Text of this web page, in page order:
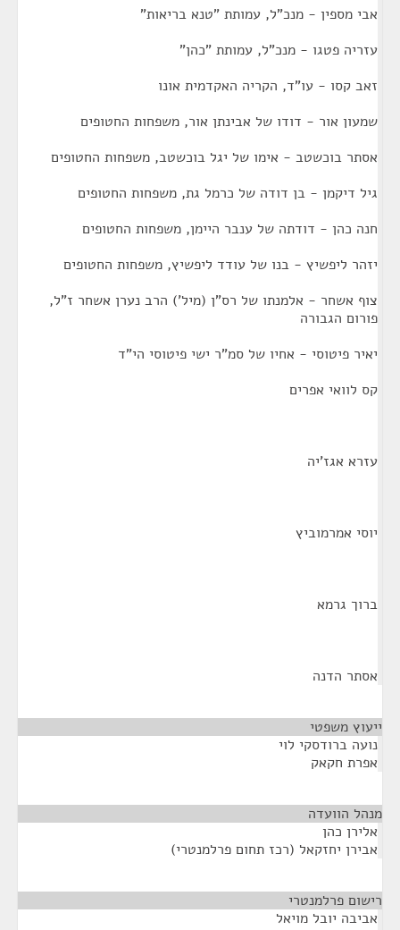
אבי מספין - מנכ"ל, עמותת "טנא בריאות"
עזריה פטגו - מנכ"ל, עמותת "כהן"
זאב קסו - עו"ד, הקריה האקדמית אונו
שמעון אור - דודו של אבינתן אור, משפחות החטופים
אסתר בוכשטב - אימו של יגל בוכשטב, משפחות החטופים
גיל דיקמן - בן דודה של כרמל גת, משפחות החטופים
חנה כהן - דודתה של ענבר היימן, משפחות החטופים
יזהר ליפשיץ - בנו של עודד ליפשיץ, משפחות החטופים
צוף אשחר - אלמנתו של רס"ן (מיל') הרב נערן אשחר ז"ל,
פורום הגבורה
יאיר פיטוסי - אחיו של סמ"ר ישי פיטוסי הי"ד
קס לוואי אפרים
עזרא אגז'יה
יוסי אמרמוביץ
ברוך גרמא
אסתר הדנה
ייעוץ משפטי
נועה ברודסקי לוי
אפרת חקאק
מנהל הוועדה
אלירן כהן
אבירן יחזקאל (רכז תחום פרלמנטרי)
רישום פרלמנטרי
אביבה יובל מויאל